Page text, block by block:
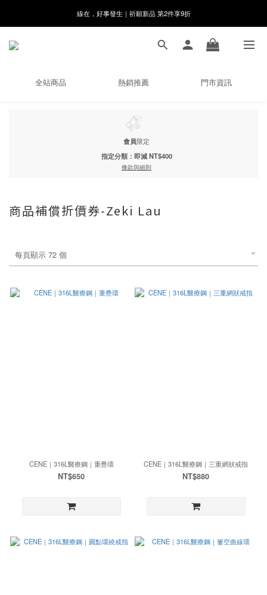
8月月初限定｜指定分類滿件88折！
8月月初限定｜指定分類滿件88折！
全站商品 熱銷推薦 門市資訊
會員限定
指定分類：即減 NT$400
條款與細則
商品補償折價券-Zeki Lau
每頁顯示 72 個
CENE｜316L醫療鋼｜重疊環
NT$650
CENE｜316L醫療鋼｜三重網狀戒指
NT$880